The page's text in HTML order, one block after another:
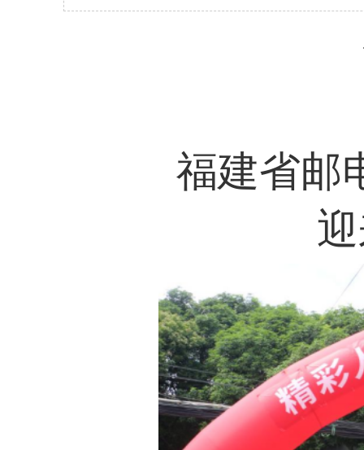
福建省邮电学校